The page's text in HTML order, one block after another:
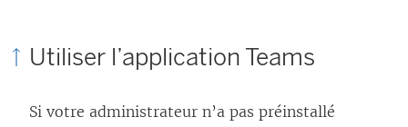
Utiliser l’application Teams
Si votre administrateur n’a pas préinstallé